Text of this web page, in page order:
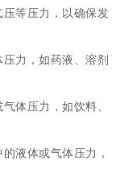
等压力，以确保发
力，如药液、溶剂
体压力，如饮料、
液体或气体压力，